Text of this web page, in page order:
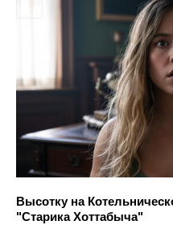
Высотку на
"Старика Хоттабыча"